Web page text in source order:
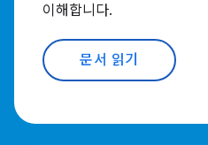
이해합니다.
문서 읽기